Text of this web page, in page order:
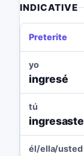
INDICATIVE
Preterite
yo
ingresé
tú
ingresaste
él/ella/usted